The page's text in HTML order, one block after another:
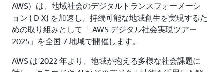
AWS）は、地域社会のデジタルトランスフォーメーシ
ョン ( D X) を加速し、持続可能な地域創生を実現するた
めの取り組みとして「 AWS デジタル社会実現ツアー
2025」を全国 7 地域で開催します。
AWS は 2022 年より、地域が抱える多様な社会課題に